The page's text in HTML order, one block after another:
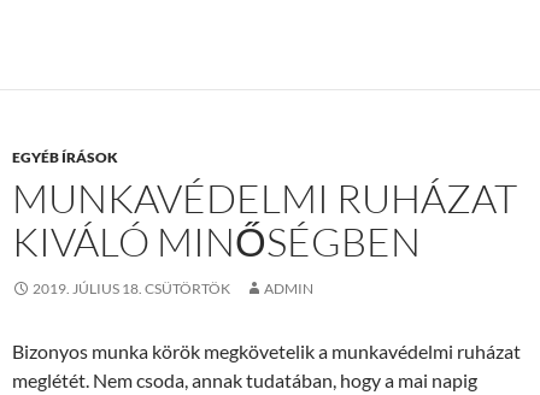
EGYÉB ÍRÁSOK
MUNKAVÉDELMI RUHÁZAT
KIVÁLÓ MINŐSÉGBEN
2019. JÚLIUS 18. CSÜTÖRTÖK ADMIN
Bizonyos munka körök megkövetelik a munkavédelmi ruházat
meglétét. Nem csoda, annak tudatában, hogy a mai napig